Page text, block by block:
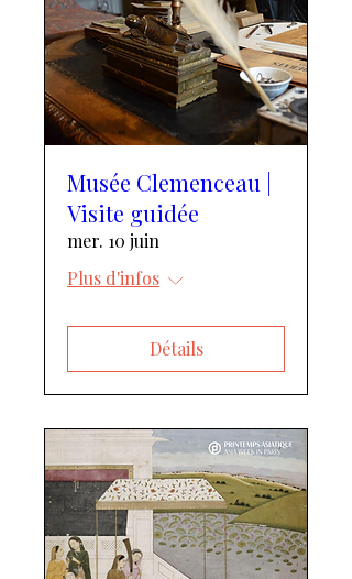
Musée Clemenceau |
Visite guidée
mer. 10 juin
Plus d'infos
Détails